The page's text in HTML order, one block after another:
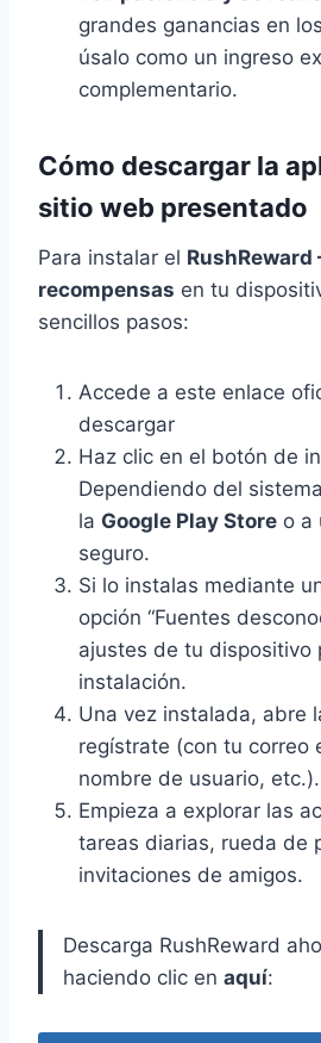
grandes ganancias en
úsalo como un ingreso
complementario.
Cómo descargar la
sitio web presentado
Para instalar el RushReward
recompensas en tu
sencillos pasos:
Accede a este enlace
descargar
Haz clic en el botón de
Dependiendo del
la Google Play Store o a
seguro.
Si lo instalas mediante
opción “Fuentes
ajustes de tu dispositivo
instalación.
Una vez instalada, abre
regístrate (con tu correo
nombre de usuario, etc.).
Empieza a explorar las
tareas diarias, rueda de
invitaciones de amigos.
Descarga RushReward
haciendo clic en aquí: